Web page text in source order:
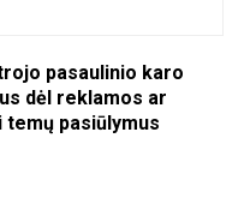
pasaulinio karo
dėl reklamos ar
pasiūlymus